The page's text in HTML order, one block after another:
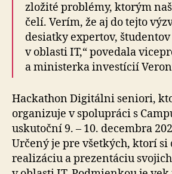
zložité problémy, ktorým
čelí. Verím, že aj do tejto
desiatky expertov,
v oblasti IT,“ povedala
a ministerka investícií
Hackathon Digitálni seniori,
organizuje v spolupráci s
uskutoční 9. – 10. decembra
Určený je pre všetkých, ktorí si
realizáciu a prezentáciu